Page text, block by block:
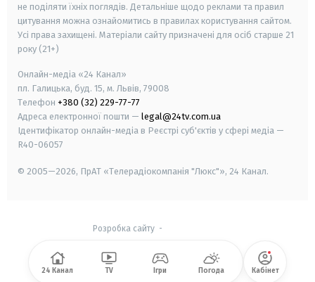
не поділяти їхніх поглядів. Детальніше щодо реклами та правил
цитування можна ознайомитись в правилах користування сайтом.
Усі права захищені. Матеріали сайту призначені для осіб старше 21
року (21+)
Онлайн-медіа «24 Канал»
пл. Галицька, буд. 15, м. Львів, 79008
Телефон +380 (32) 229-77-77
Адреса електронної пошти — legal@24tv.com.ua
Ідентифікатор онлайн-медіа в Реєстрі суб'єктів у сфері медіа —
R40-06057
© 2005—2026, ПрАТ «Телерадіокомпанія "Люкс"», 24 Канал.
Розробка сайту-
24 Канал TV Ігри Погода Кабінет